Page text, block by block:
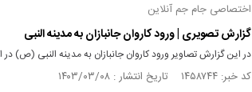
اختصاصی جام جم آنلاین
گزارش تصویری | ورود کاروان جانبازان به مدینه النبی
در این گزارش تصاویر ورود کاروان جانبازان به مدینه النبی (ص) در ایام حج ۱۴۰۳
کد خبر: ۱۴۵۸۷۴۴ تاریخ انتشار : ۱۴۰۳/۰۳/۰۸